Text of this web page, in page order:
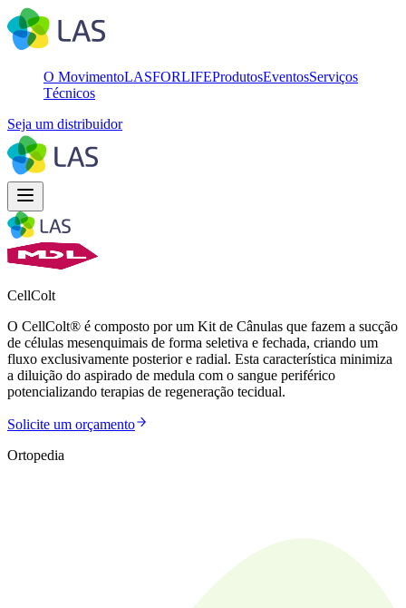
O MovimentoLASFORLIFEProdutosEventosServiços
Técnicos
Seja um distribuidor
CellColt
O CellColt® é composto por um Kit de Cânulas que fazem a sucção
de células mesenquimais de forma seletiva e fechada, criando um
fluxo exclusivamente posterior e radial. Esta característica minimiza
a diluição do aspirado de medula com o sangue periférico
potencializando terapias de regeneração tecidual.
Solicite um orçamento
Ortopedia